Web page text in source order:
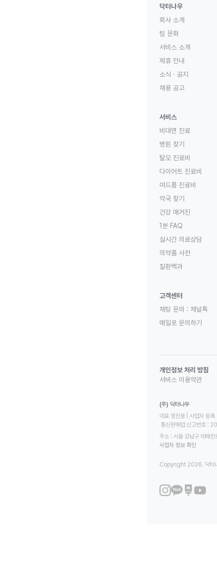
닥터나우
회사 소개
팀 문화
서비스 소개
제휴 안내
소식 · 공지
채용 공고
서비스
비대면 진료
병원 찾기
탈모 진료비
다이어트 진료비
여드름 진료비
약국 찾기
건강 매거진
1분 FAQ
실시간 의료상담
의약품 사전
질환백과
고객센터
채팅 문의 : 채널톡
메일로 문의하기
개인정보 처리 방침
서비스 이용약관
(주) 닥터나우
대표 정진웅 | 사업자
통신판매업 신고번호
주소 : 서울 강남구 테헤
사업자 정보 확인
Copyright 2026. 닥터